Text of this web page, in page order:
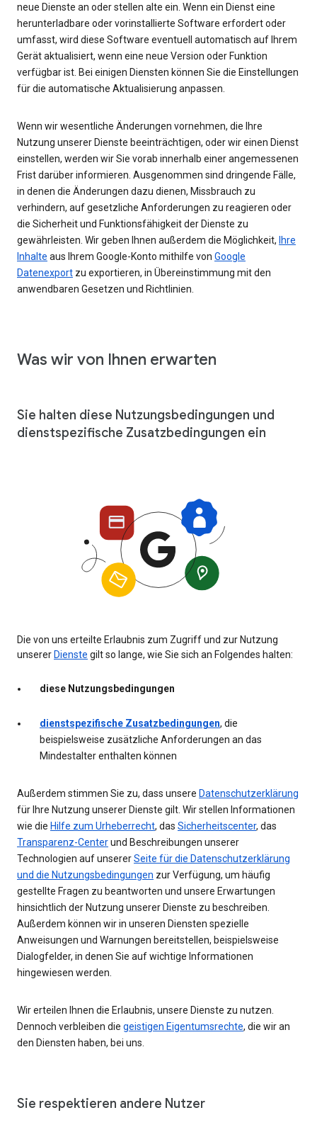
neue Dienste an oder stellen alte ein. Wenn ein Dienst eine
herunterladbare oder vorinstallierte Software erfordert oder
umfasst, wird diese Software eventuell automatisch auf Ihrem
Gerät aktualisiert, wenn eine neue Version oder Funktion
verfügbar ist. Bei einigen Diensten können Sie die Einstellungen
für die automatische Aktualisierung anpassen.
Wenn wir wesentliche Änderungen vornehmen, die Ihre
Nutzung unserer Dienste beeinträchtigen, oder wir einen Dienst
einstellen, werden wir Sie vorab innerhalb einer angemessenen
Frist darüber informieren. Ausgenommen sind dringende Fälle,
in denen die Änderungen dazu dienen, Missbrauch zu
verhindern, auf gesetzliche Anforderungen zu reagieren oder
die Sicherheit und Funktionsfähigkeit der Dienste zu
gewährleisten. Wir geben Ihnen außerdem die Möglichkeit, Ihre
Inhalte aus Ihrem Google-Konto mithilfe von Google
Datenexport zu exportieren, in Übereinstimmung mit den
anwendbaren Gesetzen und Richtlinien.
Was wir von Ihnen erwarten
Sie halten diese Nutzungsbedingungen und
dienstspezifische Zusatzbedingungen ein
Die von uns erteilte Erlaubnis zum Zugriff und zur Nutzung
unsererDienste gilt so lange, wie Sie sich an Folgendes halten:
diese Nutzungsbedingungen
dienstspezifische Zusatzbedingungen, die
beispielsweise zusätzliche Anforderungen an das
Mindestalter enthalten können
Außerdem stimmen Sie zu, dass unsere Datenschutzerklärung
für Ihre Nutzung unserer Dienste gilt. Wir stellen Informationen
wie die Hilfe zum Urheberrecht, das Sicherheitscenter, das
Transparenz-Centerund Beschreibungen unserer
Technologien auf unsererSeite für die Datenschutzerklärung
und die Nutzungsbedingungen zur Verfügung, um häufig
gestellte Fragen zu beantworten und unsere Erwartungen
hinsichtlich der Nutzung unserer Dienste zu beschreiben.
Außerdem können wir in unseren Diensten spezielle
Anweisungen und Warnungen bereitstellen, beispielsweise
Dialogfelder, in denen Sie auf wichtige Informationen
hingewiesen werden.
Wir erteilen Ihnen die Erlaubnis, unsere Dienste zu nutzen.
Dennoch verbleiben die geistigen Eigentumsrechte, die wir an
den Diensten haben, bei uns.
Sie respektieren andere Nutzer